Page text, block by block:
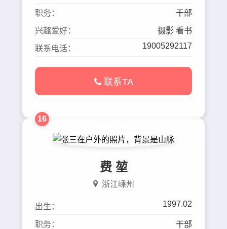
职务： 干部
兴趣爱好： 摄影 看书
联系电话： 19005292117
联系TA
16
费 堃
浙江嵊州
出生： 1997.02
职务： 干部